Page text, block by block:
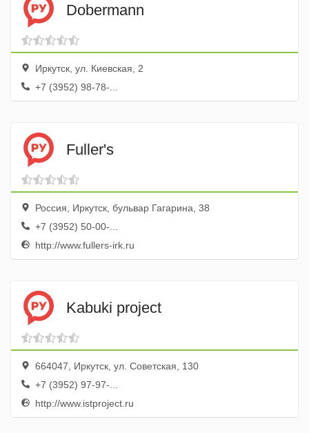
Dobermann
Иркутск, ул. Киевская, 2
+7 (3952) 98-78-...
Fuller's
Россия, Иркутск, бульвар Гагарина, 38
+7 (3952) 50-00-...
http://www.fullers-irk.ru
Kabuki project
664047, Иркутск, ул. Советская, 130
+7 (3952) 97-97-...
http://www.istproject.ru